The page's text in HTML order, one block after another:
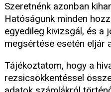
Szeretnénk azonban
Hatóságunk minden
egyedileg kivizsgál, és a
megsértése esetén eljár
Tájékoztatom, hogy a
rezsicsökkentéssel